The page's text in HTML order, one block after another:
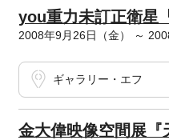
you重力未訂正衛星
2008年9月26日（金） ～
ギャラリー・エフ
金大偉映像空間展『